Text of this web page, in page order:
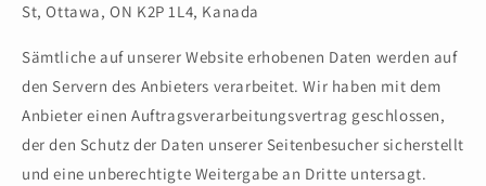
St, Ottawa, ON K2P 1L4, Kanada
Sämtliche auf unserer Website erhobenen Daten werden auf
den Servern des Anbieters verarbeitet. Wir haben mit dem
Anbieter einen Auftragsverarbeitungsvertrag geschlossen,
der den Schutz der Daten unserer Seitenbesucher sicherstellt
und eine unberechtigte Weitergabe an Dritte untersagt.